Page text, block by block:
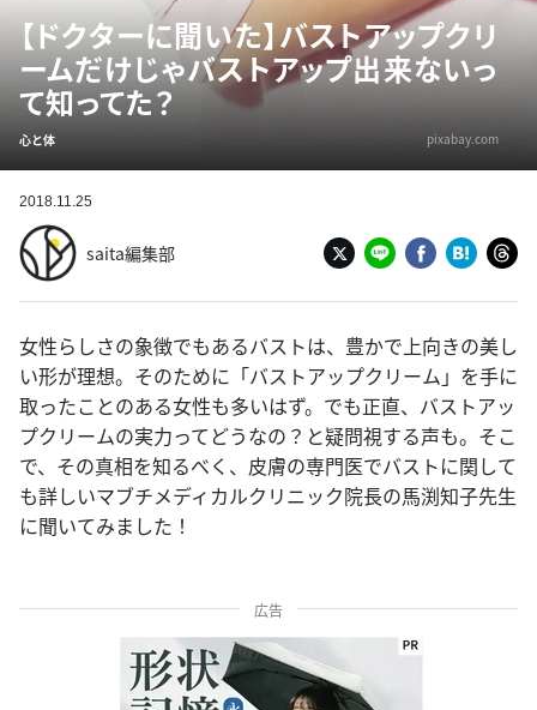
【ドクターに聞いた】バストアップクリ
ームだけじゃバストアップ出来ないっ
て知ってた？
心と体 pixabay.com
2018.11.25
saita編集部
女性らしさの象徴でもあるバストは、豊かで上向きの美し
い形が理想。そのために「バストアップクリーム」を手に
取ったことのある女性も多いはず。でも正直、バストアッ
プクリームの実力ってどうなの？と疑問視する声も。そこ
で、その真相を知るべく、皮膚の専門医でバストに関して
も詳しいマブチメディカルクリニック院長の馬渕知子先生
に聞いてみました！
広告